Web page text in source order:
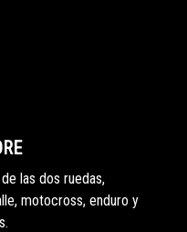
las dos ruedas,
motocross, enduro y